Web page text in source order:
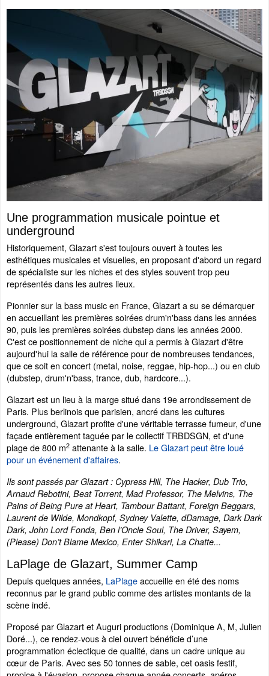
Une programmation musicale pointue et
underground
Historiquement, Glazart s'est toujours ouvert à toutes les
esthétiques musicales et visuelles, en proposant d'abord un regard
de spécialiste sur les niches et des styles souvent trop peu
représentés dans les autres lieux.
Pionnier sur la bass music en France, Glazart a su se démarquer
en accueillant les premières soirées drum'n'bass dans les années
90, puis les premières soirées dubstep dans les années 2000.
C'est ce positionnement de niche qui a permis à Glazart d'être
aujourd'hui la salle de référence pour de nombreuses tendances,
que ce soit en concert (metal, noise, reggae, hip-hop...) ou en club
(dubstep, drum'n'bass, trance, dub, hardcore...).
Glazart est un lieu à la marge situé dans 19e arrondissement de
Paris. Plus berlinois que parisien, ancré dans les cultures
underground, Glazart profite d'une véritable terrasse fumeur, d'une
façade entièrement taguée par le collectif TRBDSGN, et d'une
plage de 800 m2 attenante à la salle. Le Glazart peut être loué
pour un événement d'affaires.
Ils sont passés par Glazart : Cypress Hill, The Hacker, Dub Trio,
Arnaud Rebotini, Beat Torrent, Mad Professor, The Melvins, The
Pains of Being Pure at Heart, Tambour Battant, Foreign Beggars,
Laurent de Wilde, Mondkopf, Sydney Valette, dDamage, Dark Dark
Dark, John Lord Fonda, Ben l’Oncle Soul, The Driver, Sayem,
(Please) Don’t Blame Mexico, Enter Shikari, La Chatte...
LaPlage de Glazart, Summer Camp
Depuis quelques années, LaPlageaccueille en été des noms
reconnus par le grand public comme des artistes montants de la
scène indé.
Proposé par Glazart et Auguri productions (Dominique A, M, Julien
Doré...), ce rendez-vous à ciel ouvert bénéficie d’une
programmation éclectique de qualité, dans un cadre unique au
cœur de Paris. Avec ses 50 tonnes de sable, cet oasis festif,